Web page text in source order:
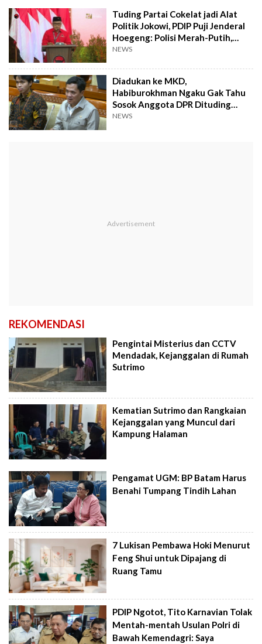
Tuding Partai Cokelat jadi Alat
Politik Jokowi, PDIP Puji Jenderal
Hoegeng: Polisi Merah-Putih,
Bukan Parcok!
NEWS
Diadukan ke MKD,
Habiburokhman Ngaku Gak Tahu
Sosok Anggota DPR Dituding
Sebar Hoaks 'Partai Cokelat'
NEWS
REKOMENDASI
Pengintai Misterius dan CCTV
Mendadak, Kejanggalan di Rumah
Sutrimo
Kematian Sutrimo dan Rangkaian
Kejanggalan yang Muncul dari
Kampung Halaman
Pengamat UGM: BP Batam Harus
Benahi Tumpang Tindih Lahan
7 Lukisan Pembawa Hoki Menurut
Feng Shui untuk Dipajang di
Ruang Tamu
PDIP Ngotot, Tito Karnavian Tolak
Mentah-mentah Usulan Polri di
Bawah Kemendagri: Saya